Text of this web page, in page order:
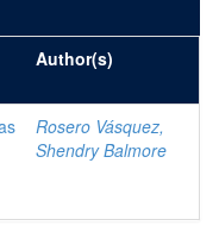
Author(s)
Rosero Vásquez,
Shendry Balmore